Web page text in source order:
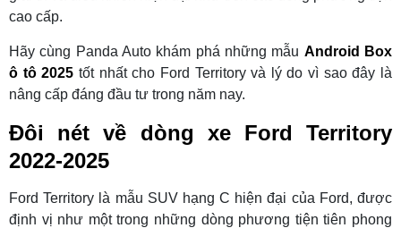
cao cấp.
Hãy cùng Panda Auto khám phá những mẫu Android Box
ô tô 2025 tốt nhất cho Ford Territory và lý do vì sao đây là
nâng cấp đáng đầu tư trong năm nay.
Đôi nét về dòng xe Ford Territory
2022-2025
Ford Territory là mẫu SUV hạng C hiện đại của Ford, được
định vị như một trong những dòng phương tiện tiên phong